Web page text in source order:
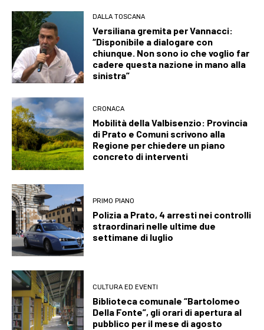
DALLA TOSCANA
Versiliana gremita per Vannacci:
“Disponibile a dialogare con
chiunque. Non sono io che voglio far
cadere questa nazione in mano alla
sinistra”
CRONACA
Mobilità della Valbisenzio: Provincia
di Prato e Comuni scrivono alla
Regione per chiedere un piano
concreto di interventi
PRIMO PIANO
Polizia a Prato, 4 arresti nei controlli
straordinari nelle ultime due
settimane di luglio
CULTURA ED EVENTI
Biblioteca comunale “Bartolomeo
Della Fonte”, gli orari di apertura al
pubblico per il mese di agosto